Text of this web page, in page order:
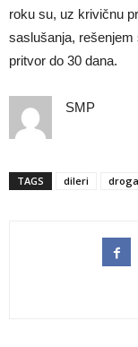
roku su, uz krivičnu
saslušanja, rešenjem
pritvor do 30 dana.
SMP
TAGS dileri droga